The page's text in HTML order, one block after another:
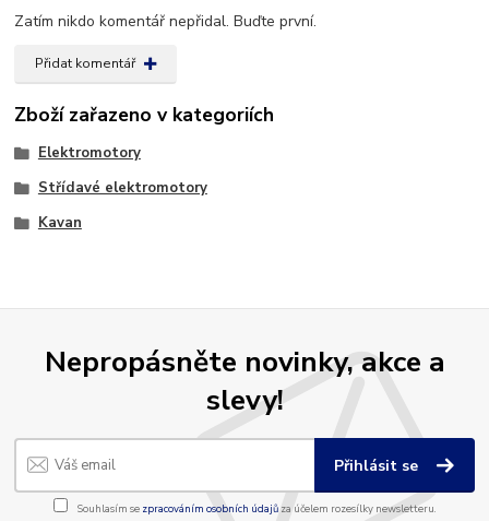
Zatím nikdo komentář nepřidal. Buďte první.
Přidat komentář
Zboží zařazeno v kategoriích
Elektromotory
Střídavé elektromotory
Kavan
Nepropásněte novinky, akce a
slevy!
Přihlásit se
Souhlasím se zpracováním osobních údajůza účelem rozesílky newsletteru.